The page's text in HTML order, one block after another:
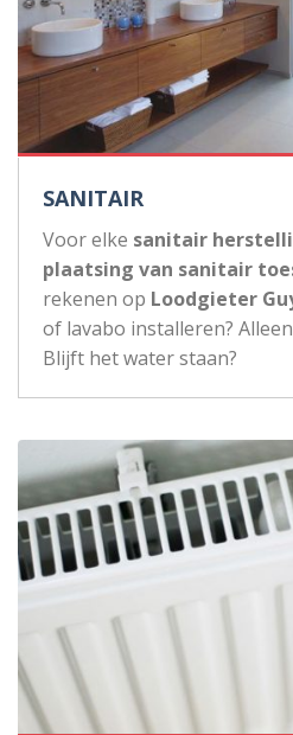
SANITAIR
Voor elke sanitair
plaatsing van sanitair
rekenen op Loodgieter
of lavabo installeren?
Blijft het water staan?